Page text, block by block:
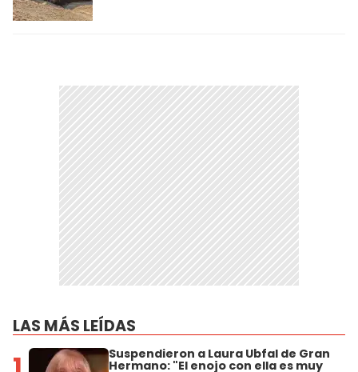
LAS MÁS LEÍDAS
Suspendieron a Laura Ubfal de Gran
Hermano: "El enojo con ella es muy